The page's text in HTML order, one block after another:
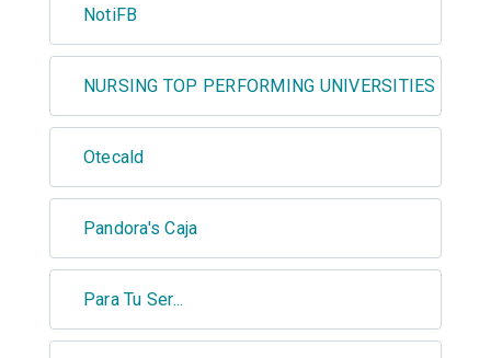
NotiFB
NURSING TOP PERFORMING UNIVERSITIES
Otecald
Pandora's Caja
Para Tu Ser...